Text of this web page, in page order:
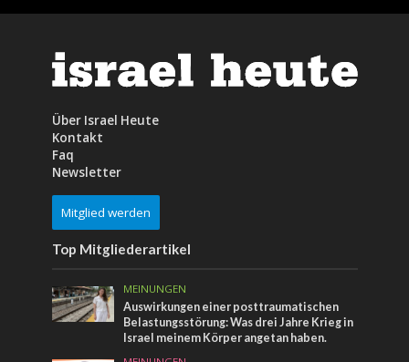
Über Israel Heute
Kontakt
Faq
Newsletter
Mitglied werden
Top Mitgliederartikel
MEINUNGEN
Auswirkungen einer posttraumatischen
Belastungsstörung: Was drei Jahre Krieg in
Israel meinem Körper angetan haben.